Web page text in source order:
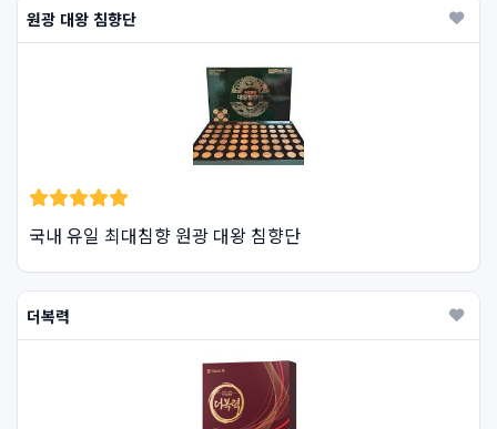
원광 대왕 침향단
국내 유일 최대침향 원광 대왕 침향단
더복력